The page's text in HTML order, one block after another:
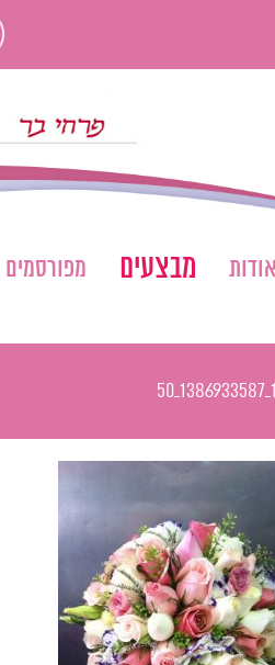
אודות מבצעים מפורסמים